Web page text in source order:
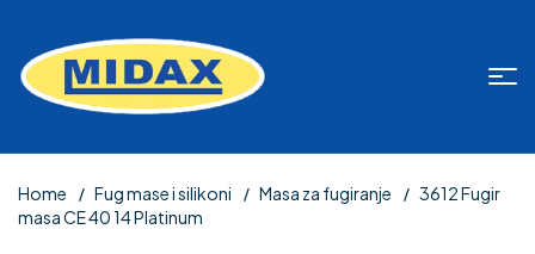
Home Fug mase i silikoni Masa za fugiranje
3612 Fugir
masa CE 40 14 Platinum